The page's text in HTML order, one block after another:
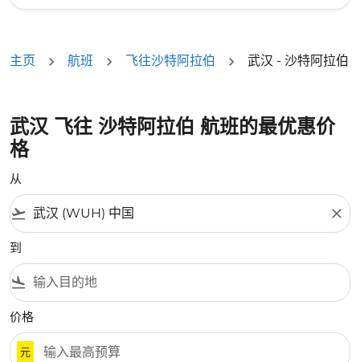
主页 航班 飞往沙特阿拉伯 武汉 - 沙特阿拉伯
武汉 飞往 沙特阿拉伯 航班的最优惠价
格
从
flight_takeoff close
到
flight_land
价格
元